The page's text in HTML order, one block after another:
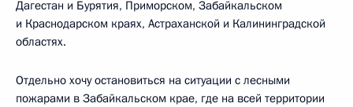
Дагестан и Бурятия, Приморском, Забайкальском
и Краснодарском краях, Астраханской и Калининградской
областях.
Отдельно хочу остановиться на ситуации с лесными
пожарами в Забайкальском крае, где на всей территории